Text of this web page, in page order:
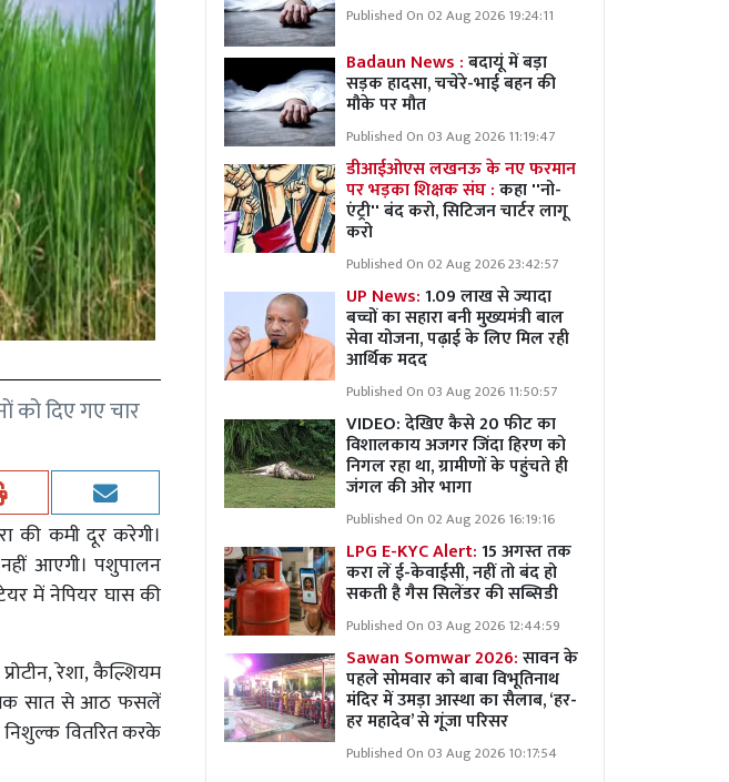
को दिए गए चार
की कमी दूर करेगी।
आएगी। पशुपालन
में नेपियर घास की
रेशा, कैल्शियम
तक सात से आठ फसलें
निशुल्क वितरित करके
Published On 02 Aug 2026 19:24:11
Badaun News :बदायूं में बड़ा
सड़क हादसा, चचेरे-भाई बहन की
मौके पर मौत
Published On 03 Aug 2026 11:19:47
डीआईओएस लखनऊ के नए फरमान
पर भड़का शिक्षक संघ :कहा ''नो-
एंट्री'' बंद करो, सिटिजन चार्टर लागू
करो
Published On 02 Aug 2026 23:42:57
UP News:1.09 लाख से ज्यादा
बच्चों का सहारा बनी मुख्यमंत्री बाल
सेवा योजना, पढ़ाई के लिए मिल रही
आर्थिक मदद
Published On 03 Aug 2026 11:50:57
VIDEO: देखिए कैसे 20 फीट का
विशालकाय अजगर जिंदा हिरण को
निगल रहा था, ग्रामीणों के पहुंचते ही
जंगल की ओर भागा
Published On 02 Aug 2026 16:19:16
LPG E-KYC Alert:15 अगस्त तक
करा लें ई-केवाईसी, नहीं तो बंद हो
सकती है गैस सिलेंडर की सब्सिडी
Published On 03 Aug 2026 12:44:59
Sawan Somwar 2026:सावन के
पहले सोमवार को बाबा विभूतिनाथ
मंदिर में उमड़ा आस्था का सैलाब, ‘हर-
हर महादेव’ से गूंजा परिसर
Published On 03 Aug 2026 10:17:54